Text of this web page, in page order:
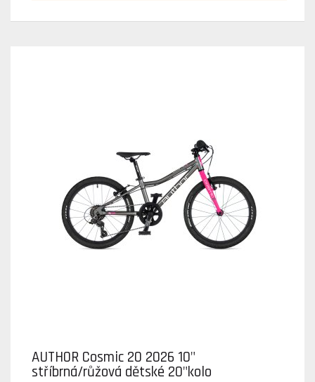
AUTHOR Cosmic 20 2026 10"
stříbrná/růžová dětské 20"kolo